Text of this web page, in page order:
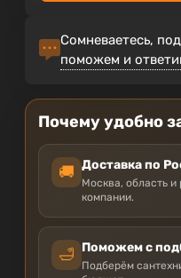
Сомневаетесь,
поможем и
Почему удобно
🚚 Доставка по
Москва, область и
компании.
🛁 Поможем с
Подберём